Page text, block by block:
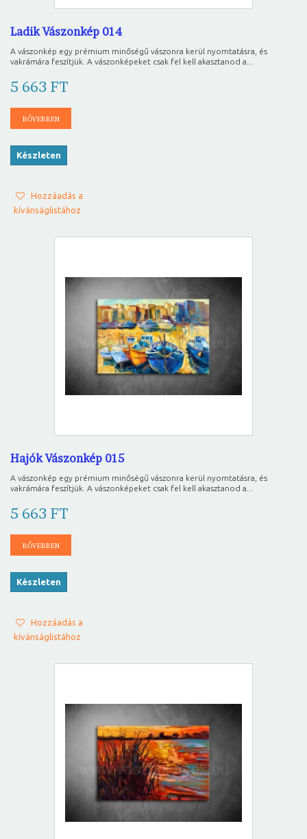
Ladik Vászonkép 014
A vászonkép egy prémium minőségű vászonra kerül nyomtatásra, és
vakrámára feszítjük. A vászonképeket csak fel kell akasztanod a...
5 663 FT
BŐVEBBEN
Készleten
Hozzáadás a
kívánságlistához
Hajók Vászonkép 015
A vászonkép egy prémium minőségű vászonra kerül nyomtatásra, és
vakrámára feszítjük. A vászonképeket csak fel kell akasztanod a...
5 663 FT
BŐVEBBEN
Készleten
Hozzáadás a
kívánságlistához